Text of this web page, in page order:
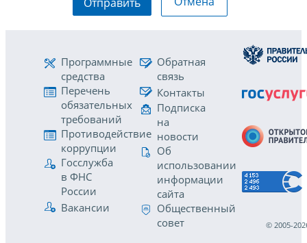
Программные
средства
Перечень
обязательных
требований
Противодействие
коррупции
Госслужба
в ФНС
России
Вакансии
Обратная
связь
Контакты
Подписка
на
новости
Об
использовании
информации
сайта
Общественный
совет
© 2005-